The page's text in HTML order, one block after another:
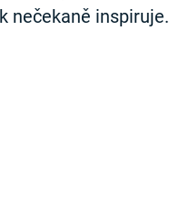
nečekaně inspiruje.